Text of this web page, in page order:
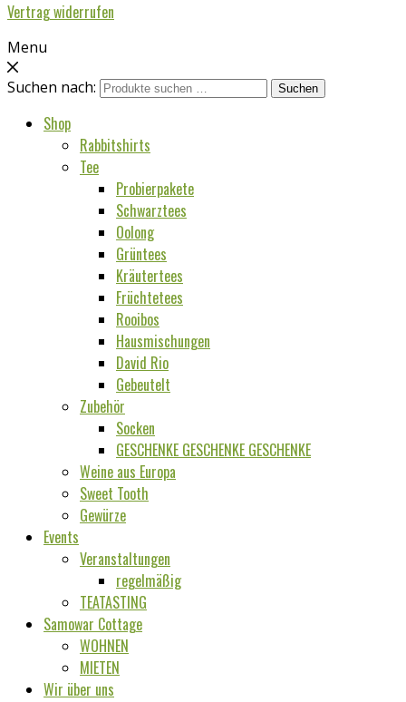
Vertrag widerrufen
Menu
Suchen nach:
Suchen
Shop
Rabbitshirts
Tee
Probierpakete
Schwarztees
Oolong
Grüntees
Kräutertees
Früchtetees
Rooibos
Hausmischungen
David Rio
Gebeutelt
Zubehör
Socken
GESCHENKE GESCHENKE GESCHENKE
Weine aus Europa
Sweet Tooth
Gewürze
Events
Veranstaltungen
regelmäßig
TEATASTING
Samowar Cottage
WOHNEN
MIETEN
Wir über uns